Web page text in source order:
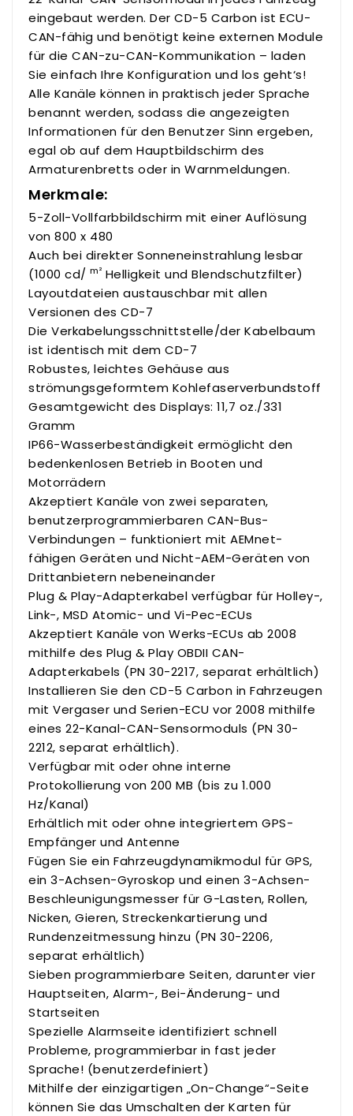
eingebaut werden. Der CD-5 Carbon ist ECU-
CAN-fähig und benötigt keine externen Module
für die CAN-zu-CAN-Kommunikation – laden
Sie einfach Ihre Konfiguration und los geht‘s!
Alle Kanäle können in praktisch jeder Sprache
benannt werden, sodass die angezeigten
Informationen für den Benutzer Sinn ergeben,
egal ob auf dem Hauptbildschirm des
Armaturenbretts oder in Warnmeldungen.
Merkmale:
5-Zoll-Vollfarbbildschirm mit einer Auflösung
von 800 x 480
Auch bei direkter Sonneneinstrahlung lesbar
(1000 cd/ m² Helligkeit und Blendschutzfilter)
Layoutdateien austauschbar mit allen
Versionen des CD-7
Die Verkabelungsschnittstelle/der Kabelbaum
ist identisch mit dem CD-7
Robustes, leichtes Gehäuse aus
strömungsgeformtem Kohlefaserverbundstoff
Gesamtgewicht des Displays: 11,7 oz./331
Gramm
IP66-Wasserbeständigkeit ermöglicht den
bedenkenlosen Betrieb in Booten und
Motorrädern
Akzeptiert Kanäle von zwei separaten,
benutzerprogrammierbaren CAN-Bus-
Verbindungen – funktioniert mit AEMnet-
fähigen Geräten und Nicht-AEM-Geräten von
Drittanbietern nebeneinander
Plug & Play-Adapterkabel verfügbar für Holley-,
Link-, MSD Atomic- und Vi-Pec-ECUs
Akzeptiert Kanäle von Werks-ECUs ab 2008
mithilfe des Plug & Play OBDII CAN-
Adapterkabels (PN 30-2217, separat erhältlich)
Installieren Sie den CD-5 Carbon in Fahrzeugen
mit Vergaser und Serien-ECU vor 2008 mithilfe
eines 22-Kanal-CAN-Sensormoduls (PN 30-
2212, separat erhältlich).
Verfügbar mit oder ohne interne
Protokollierung von 200 MB (bis zu 1.000
Hz/Kanal)
Erhältlich mit oder ohne integriertem GPS-
Empfänger und Antenne
Fügen Sie ein Fahrzeugdynamikmodul für GPS,
ein 3-Achsen-Gyroskop und einen 3-Achsen-
Beschleunigungsmesser für G-Lasten, Rollen,
Nicken, Gieren, Streckenkartierung und
Rundenzeitmessung hinzu (PN 30-2206,
separat erhältlich)
Sieben programmierbare Seiten, darunter vier
Hauptseiten, Alarm-, Bei-Änderung- und
Startseiten
Spezielle Alarmseite identifiziert schnell
Probleme, programmierbar in fast jeder
Sprache! (benutzerdefiniert)
Mithilfe der einzigartigen „On-Change“-Seite
können Sie das Umschalten der Karten für